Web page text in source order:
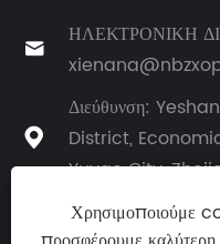

ΗΛΕΚΤΡΟΝΙΚΗ

Διεύθυνση:
District,
Yuyao City,
Χρησιμοποιούμε